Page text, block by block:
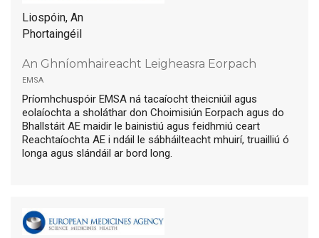
Liospóin, An
Phortaingéil
An Ghníomhaireacht Leigheasra Eorpach
emsa
Príomhchuspóir EMSA ná tacaíocht theicniúil agus
eolaíochta a sholáthar don Choimisiún Eorpach agus do
Bhallstáit AE maidir le bainistiú agus feidhmiú ceart
Reachtaíochta AE i ndáil le sábháilteacht mhuirí, truailliú ó
longa agus slándáil ar bord long.